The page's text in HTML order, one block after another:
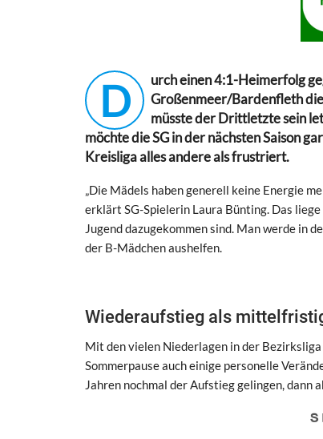
D
urch einen 4:1-Heimerfolg
Großenmeer/Bardenfleth
müsste der Drittletzte sein
möchte die SG in der nächsten Saison
Kreisliga alles andere als frustriert.
„Die Mädels haben generell keine Energie
erklärt SG-Spielerin Laura Bünting. Das
Jugend dazugekommen sind. Man werde in
der B-Mädchen aushelfen.
Wiederaufstieg als
Mit den vielen Niederlagen in der
Sommerpause auch einige personelle
Jahren nochmal der Aufstieg gelingen, dann